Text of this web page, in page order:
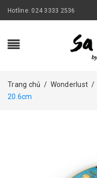
Hotline: 024 3333 2536
Trang chủ / Wonderlust /
20.6cm